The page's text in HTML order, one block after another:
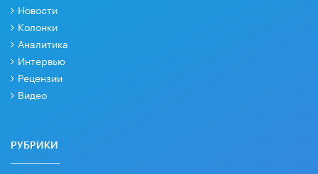
Новости
Колонки
Аналитика
Интервью
Рецензии
Видео
РУБРИКИ